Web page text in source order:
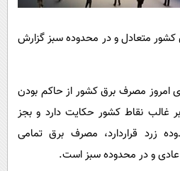
سلامت
بین الملل
حیات وحش
کشور متعادل و در محدوده سبز گزارش
امروز مصرف برق کشور از حاکم بودن
غالب نقاط کشور حکایت دارد و بجز
زرد قراردارد، مصرف برق تمامی
عادی و در محدوده سبز است.